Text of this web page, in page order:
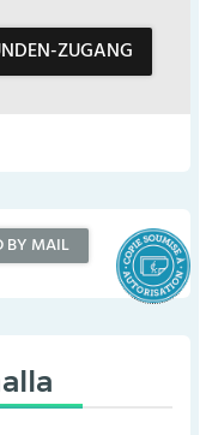
ZUGANG
BY MAIL